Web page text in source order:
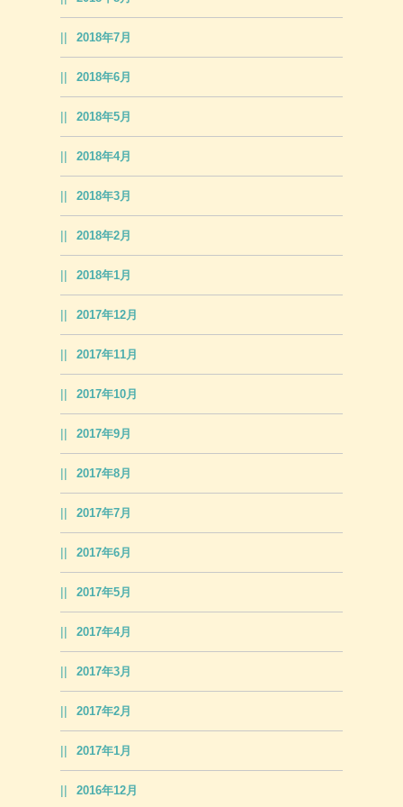
2018年7月
2018年6月
2018年5月
2018年4月
2018年3月
2018年2月
2018年1月
2017年12月
2017年11月
2017年10月
2017年9月
2017年8月
2017年7月
2017年6月
2017年5月
2017年4月
2017年3月
2017年2月
2017年1月
2016年12月